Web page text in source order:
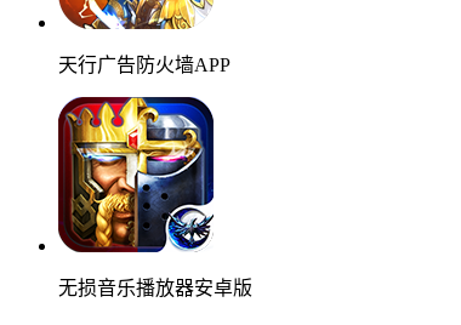
天行广告防火墙APP
无损音乐播放器安卓版